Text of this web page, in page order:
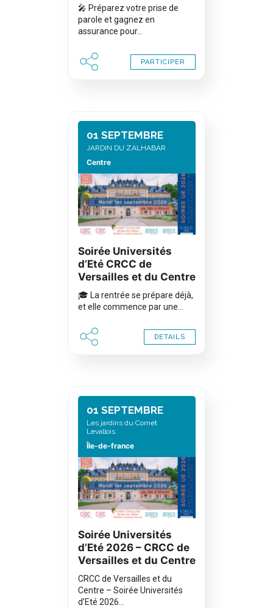
🎤 Préparez votre prise de
parole et gagnez en
assurance pour…
PARTICIPER
01 SEPTEMBRE
JARDIN DU ZALHABAR
Centre
Soirée Universités
d’Eté CRCC de
Versailles et du Centre
🎓 La rentrée se prépare déjà,
et elle commence par une…
DETAILS
01 SEPTEMBRE
Les jardins du Comet
Levallois
Île-de-france
Soirée Universités
d’Eté 2026 – CRCC de
Versailles et du Centre
CRCC de Versailles et du
Centre – Soirée Universités
d’Eté 2026…